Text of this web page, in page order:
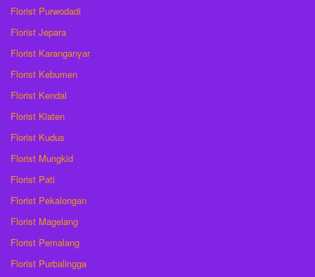
Florist Purwodadi
Florist Jepara
Florist Karanganyar
Florist Kebumen
Florist Kendal
Florist Klaten
Florist Kudus
Florist Mungkid
Florist Pati
Florist Pekalongan
Florist Magelang
Florist Pemalang
Florist Purbalingga